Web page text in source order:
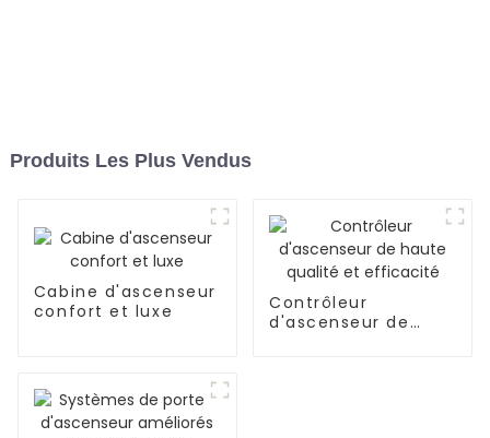
Produits Les Plus Vendus
Cabine d'ascenseur
confort et luxe
Contrôleur
d'ascenseur de